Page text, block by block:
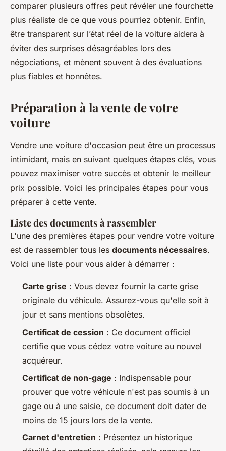
comparer plusieurs offres peut révéler une fourchette
plus réaliste de ce que vous pourriez obtenir. Enfin,
être transparent sur l’état réel de la voiture aidera à
éviter des surprises désagréables lors des
négociations, et mènent souvent à des évaluations
plus fiables et honnêtes.
Préparation à la vente de votre
voiture
Vendre une voiture d'occasion peut être un processus
intimidant, mais en suivant quelques étapes clés, vous
pouvez maximiser votre succès et obtenir le meilleur
prix possible. Voici les principales étapes pour vous
préparer à cette vente.
Liste des documents à rassembler
L'une des premières étapes pour vendre votre voiture
est de rassembler tous les documents nécessaires.
Voici une liste pour vous aider à démarrer :
Carte grise : Vous devez fournir la carte grise
originale du véhicule. Assurez-vous qu'elle soit à
jour et sans mentions obsolètes.
Certificat de cession : Ce document officiel
certifie que vous cédez votre voiture au nouvel
acquéreur.
Certificat de non-gage : Indispensable pour
prouver que votre véhicule n'est pas soumis à un
gage ou à une saisie, ce document doit dater de
moins de 15 jours lors de la vente.
Carnet d'entretien : Présentez un historique